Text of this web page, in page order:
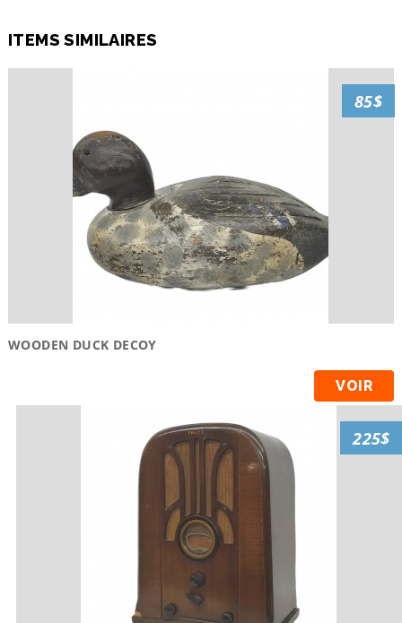
ITEMS SIMILAIRES
WOODEN DUCK DECOY
VOIR
85$
225$